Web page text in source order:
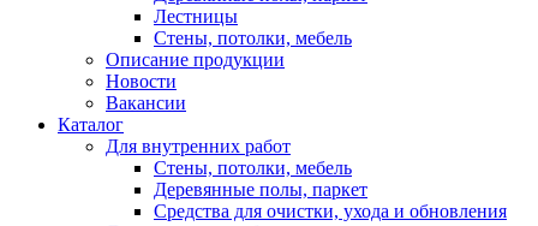
Лестницы
Стены, потолки, мебель
Описание продукции
Новости
Вакансии
Каталог
Для внутренних работ
Стены, потолки, мебель
Деревянные полы, паркет
Средства для очистки, ухода и обновления